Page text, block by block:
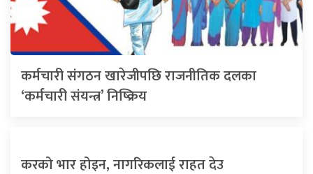
कर्मचारी संगठन खारेजीपछि राजनीतिक दलका
‘कर्मचारी संयन्त्र’ निष्क्रिय
करको भार होइन, नागरिकलाई राहत देउ